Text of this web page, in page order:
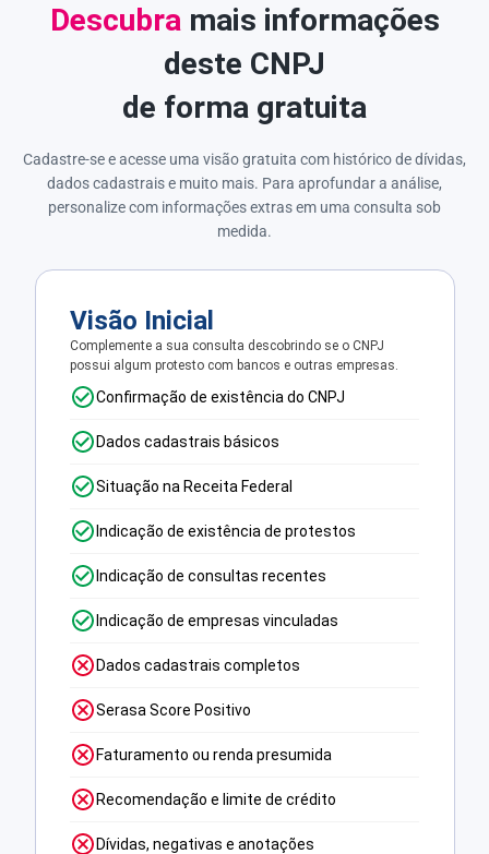
Descubramais informações
deste CNPJ
de forma gratuita
Cadastre-se e acesse uma visão gratuita com histórico de dívidas,
dados cadastrais e muito mais. Para aprofundar a análise,
personalize com informações extras em uma consulta sob
medida.
Visão Inicial
Complemente a sua consulta descobrindo se o CNPJ
possui algum protesto com bancos e outras empresas.
Confirmação de existência do CNPJ
Dados cadastrais básicos
Situação na Receita Federal
Indicação de existência de protestos
Indicação de consultas recentes
Indicação de empresas vinculadas
Dados cadastrais completos
Serasa Score Positivo
Faturamento ou renda presumida
Recomendação e limite de crédito
Dívidas, negativas e anotações